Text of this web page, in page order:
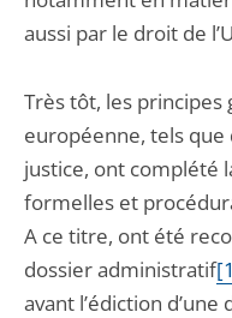
aussi par le droit de
Très tôt, les principes
européenne, tels que
justice, ont complété
formelles et
A ce titre, ont été
dossier administratif
avant l’édiction